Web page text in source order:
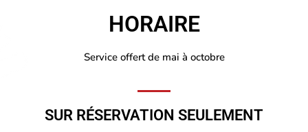
HORAIRE
Service offert de mai à octobre
SUR RÉSERVATION SEULEMENT